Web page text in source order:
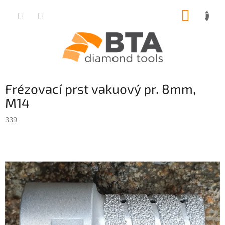
Frézovací prst vakuový pr. 8mm,
M14
339